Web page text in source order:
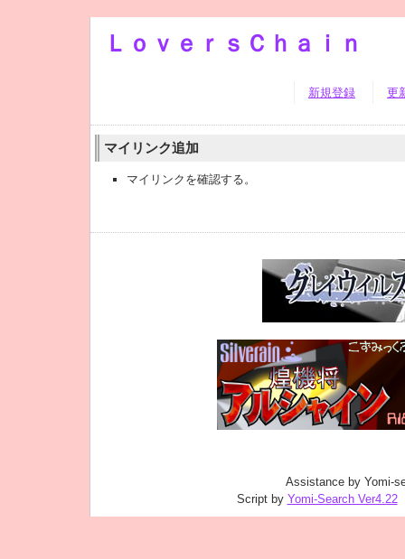
ＬｏｖｅｒｓＣｈａｉｎ
新規登録 更
マイリンク追加
マイリンクを確認する。
Assistance by Yomi-
Script by Yomi-Search Ver4.22